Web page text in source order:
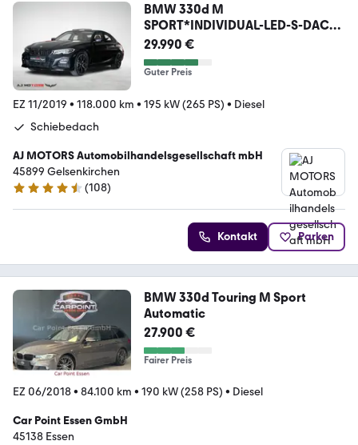
BMW 330d M
SPORT*INDIVIDUAL-LED-S-DACH-
Hi-Fi*
29.990 €
Guter Preis
EZ 11/2019 • 118.000 km • 195 kW (265 PS) • Diesel
Schiebedach
AJ MOTORS Automobilhandelsgesellschaft mbH
45899 Gelsenkirchen
4.7 Sterne
(108)
Kontakt Parken
BMW 330d Touring M Sport
Automatic
27.900 €
Fairer Preis
EZ 06/2018• 84.100 km • 190 kW (258 PS) • Diesel
Car Point Essen GmbH
45138 Essen